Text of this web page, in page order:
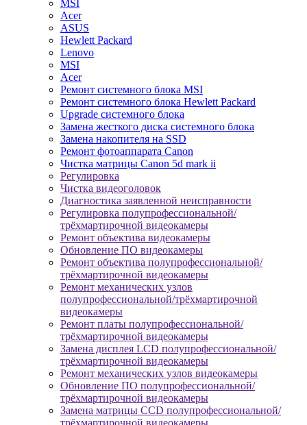
MSI
Acer
ASUS
Hewlett Packard
Lenovo
MSI
Acer
Ремонт системного блока MSI
Ремонт системного блока Hewlett Packard
Upgrade системного блока
Замена жесткого диска системного блока
Замена накопителя на SSD
Ремонт фотоаппарата Canon
Чистка матрицы Canon 5d mark ii
Регулировка
Чистка видеоголовок
Диагностика заявленной неисправности
Регулировка полупрофессиональной/
трёхмартирочной видеокамеры
Ремонт объектива видеокамеры
Обновление ПО видеокамеры
Ремонт объектива полупрофессиональной/
трёхмартирочной видеокамеры
Ремонт механических узлов
полупрофессиональной/трёхмартирочной
видеокамеры
Ремонт платы полупрофессиональной/
трёхмартирочной видеокамеры
Замена дисплея LCD полупрофессиональной/
трёхмартирочной видеокамеры
Ремонт механических узлов видеокамеры
Обновление ПО полупрофессиональной/
трёхмартирочной видеокамеры
Замена матрицы CCD полупрофессиональной/
трёхмартирочной видеокамеры